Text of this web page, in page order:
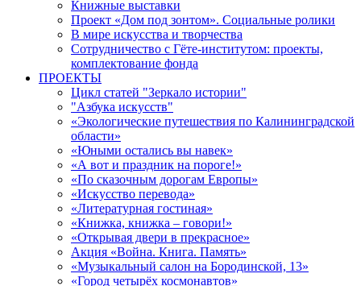
Книжные выставки
Проект «Дом под зонтом». Социальные ролики
В мире искусства и творчества
Сотрудничество с Гёте-институтом: проекты,
комплектование фонда
ПРОЕКТЫ
Цикл статей "Зеркало истории"
"Азбука искусств"
«Экологические путешествия по Калининградской
области»
«Юными остались вы навек»
«А вот и праздник на пороге!»
«По сказочным дорогам Европы»
«Искусство перевода»
«Литературная гостиная»
«Книжка, книжка – говори!»
«Открывая двери в прекрасное»
Акция «Война. Книга. Память»
«Музыкальный салон на Бородинской, 13»
«Город четырёх космонавтов»